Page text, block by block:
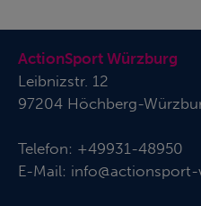
ActionSport Würzburg
Leibnizstr. 12
97204 Höchberg-
Telefon: +49931-48950
E-Mail: